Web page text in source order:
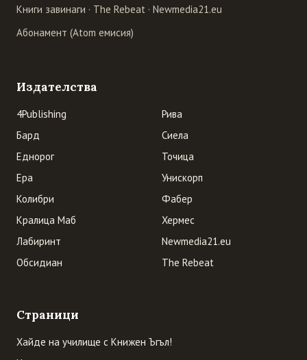
Книги завинаги · The Rebeat · Newmedia21.eu
Абонамент (Atom емисия)
Издателства
4Publishing
Бард
Еднорог
Ера
Колибри
Кралица Маб
Лабиринт
Обсидиан
Рива
Сиела
Точица
Унискорп
Фабер
Хермес
Newmedia21.eu
The Rebeat
Страници
Хайде на училище с Книжен Ъгъл!